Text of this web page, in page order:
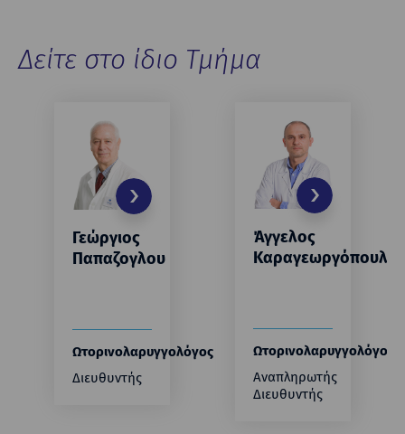
Δείτε στο ίδιο Τμήμα
Γεώργιος
Παπαζογλου
Ωτορινoλαρυγγολόγος
Διευθυντής
Άγγελος
Καραγεωργόπουλος
Ωτορινoλαρυγγολόγος
Αναπληρωτής
Διευθυντής